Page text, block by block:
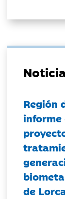
Región
de